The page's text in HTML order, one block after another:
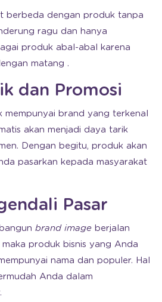
berbeda dengan produk tanpa
ragu dan hanya
produk abal-abal karena
matang .
dan Promosi
mempunyai brand yang terkenal
akan menjadi daya tarik
Dengan begitu, produk akan
pasarkan kepada masyarakat
Pasar
brand image berjalan
produk bisnis yang Anda
nama dan populer. Hal
Anda dalam